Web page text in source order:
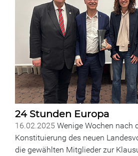
24 Stunden Europa
16.02.2025 Wenige Wochen nach
Konstituierung des neuen
die gewählten Mitglieder zur